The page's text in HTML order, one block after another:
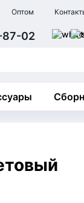
Оптом
87-02